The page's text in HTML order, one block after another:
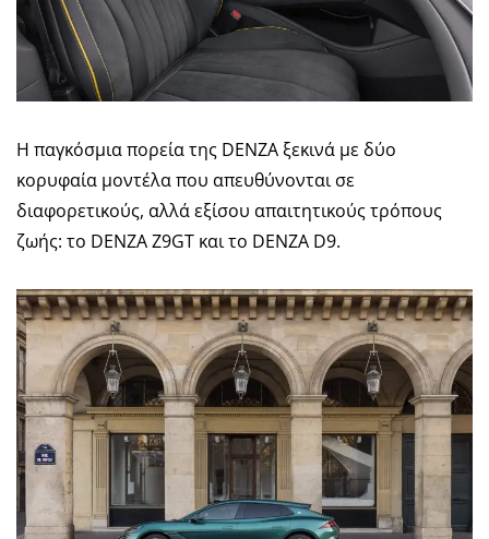
Η παγκόσμια πορεία της DENZA ξεκινά με δύο
κορυφαία μοντέλα που απευθύνονται σε
διαφορετικούς, αλλά εξίσου απαιτητικούς τρόπους
ζωής: το DENZA Z9GT και το DENZA D9.